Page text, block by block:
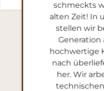
schmeckts
alten Zeit! In
stellen wir
Generation
hochwertige
nach
her. Wir